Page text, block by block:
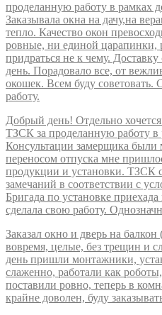
проделанную работу в рамках
Заказывала окна на дачу,на
тепло. Качество окон
ровные, ни единой царапинки,
придраться не к чему.
день. Порадовало все, от
окошек. Всем буду советовать.
работу.
Добрый день! Отдельно
ТЗСК за проделанную работу в
Консультации замерщика были
переносом отпуска мне
продукции и установки. ТЗСК
замечаний в соответствии с
Бригада по установке
сделала свою работу.
Заказал окно и дверь на балкон
вовремя, целые, без трещин и
день пришли монтажники,
слаженно, работали как
поставили ровно, теперь в
крайне доволен, буду